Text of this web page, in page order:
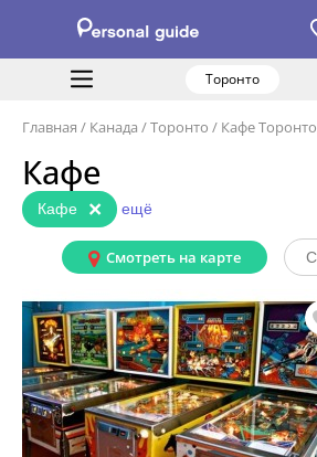
Торонто
Главная / Канада /Торонто / Кафе Торонто
Кафе
Кафе × ещё
Смотреть на карте